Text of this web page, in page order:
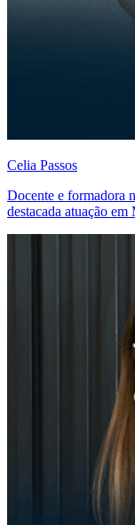
Celia Passos
Docente e formadora
destacada atuação